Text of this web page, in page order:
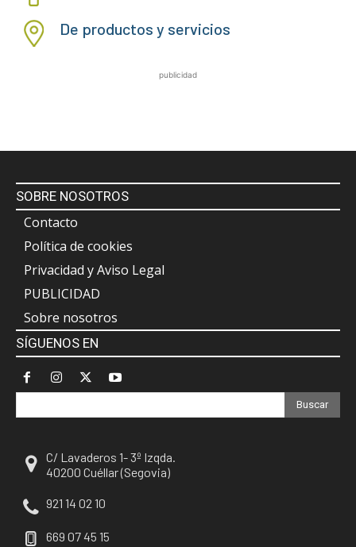
De productos y servicios
publicidad
SOBRE NOSOTROS
Contacto
Política de cookies
Privacidad y Aviso Legal
PUBLICIDAD
Sobre nosotros
SÍGUENOS EN
Buscar
C/ Lavaderos 1- 3º Izqda.
40200 Cuéllar (Segovia)
921 14 02 10
669 07 45 15